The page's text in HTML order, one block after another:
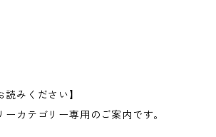
読みください】
ーカテゴリー専用のご案内です。